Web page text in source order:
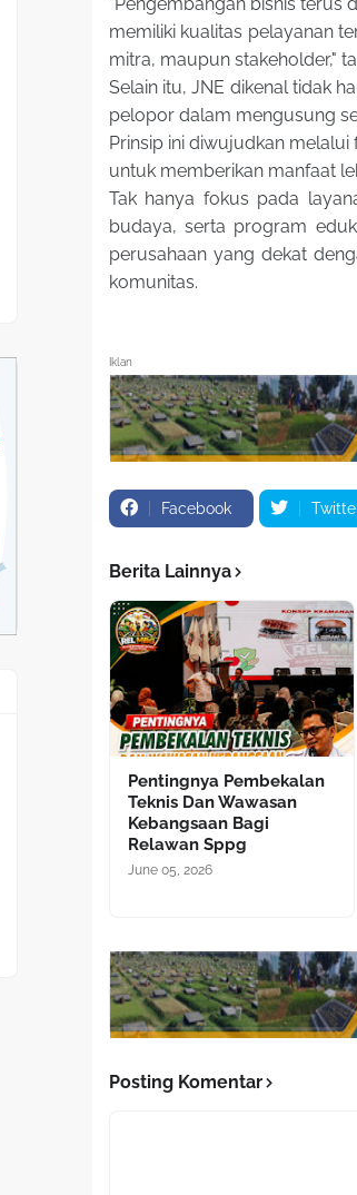
memiliki kualitas pelayanan
mitra, maupun stakeholder,"
Selain itu, JNE dikenal tidak
pelopor dalam mengusung
Prinsip ini diwujudkan
untuk memberikan manfaat
Tak hanya fokus pada
budaya, serta program
perusahaan yang dekat
komunitas.
Iklan
Facebook
Berita Lainnya
Pentingnya Pembekalan
Teknis Dan Wawasan
Kebangsaan Bagi
Relawan Sppg
June 05, 2026
Posting Komentar